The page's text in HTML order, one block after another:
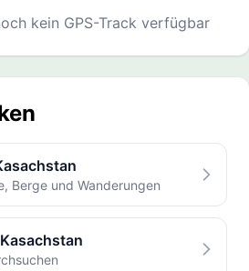
kein GPS-Track verfügbar
Berge und Wanderungen